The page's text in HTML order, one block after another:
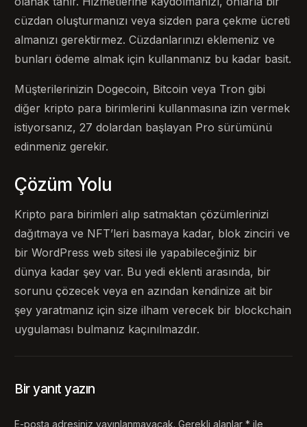
cüzdan oluşturmanızı veya sizden para çekme ücreti
almanızı gerektirmez. Cüzdanlarınızı eklemeniz ve
bunları ödeme almak için kullanmanız bu kadar basit.
Müşterilerinizin Dogecoin, Bitcoin veya Tron gibi
diğer kripto para birimlerini kullanmasına izin vermek
istiyorsanız, 27 dolardan başlayan Pro sürümünü
edinmeniz gerekir.
Çözüm Yolu
Kripto para birimleri alıp satmaktan çözümlerinizi
dağıtmaya ve NFT’leri basmaya kadar, blok zinciri ve
bir WordPress web sitesi ile yapabileceğiniz bir
dünya kadar şey var. Bu yedi eklenti arasında, bir
sorunu çözecek veya en azından kendinize ait bir
şey yaratmanız için size ilham verecek bir blockchain
uygulaması bulmanız kaçınılmazdır.
Bir yanıt yazın
E-posta adresiniz yayınlanmayacak. Gerekli alanlar* ile